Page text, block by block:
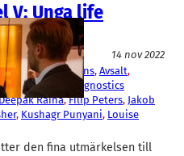
V: Unga life
14 nov 2022
Research Solutions, Avsalt
, Voice Diagnostics
Raina, Filip Peters, Jakob
, Kushagr Punyani, Louise
den fina utmärkelsen till